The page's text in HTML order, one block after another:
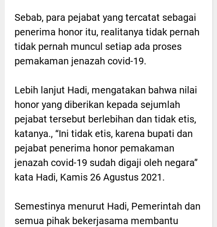
Sebab, para pejabat yang tercatat sebagai
penerima honor itu, realitanya tidak pernah
tidak pernah muncul setiap ada proses
pemakaman jenazah covid-19.
Lebih lanjut Hadi, mengatakan bahwa nilai
honor yang diberikan kepada sejumlah
pejabat tersebut berlebihan dan tidak etis,
katanya., “Ini tidak etis, karena bupati dan
pejabat penerima honor pemakaman
jenazah covid-19 sudah digaji oleh negara”
kata Hadi, Kamis 26 Agustus 2021.
Semestinya menurut Hadi, Pemerintah dan
semua pihak bekerjasama membantu